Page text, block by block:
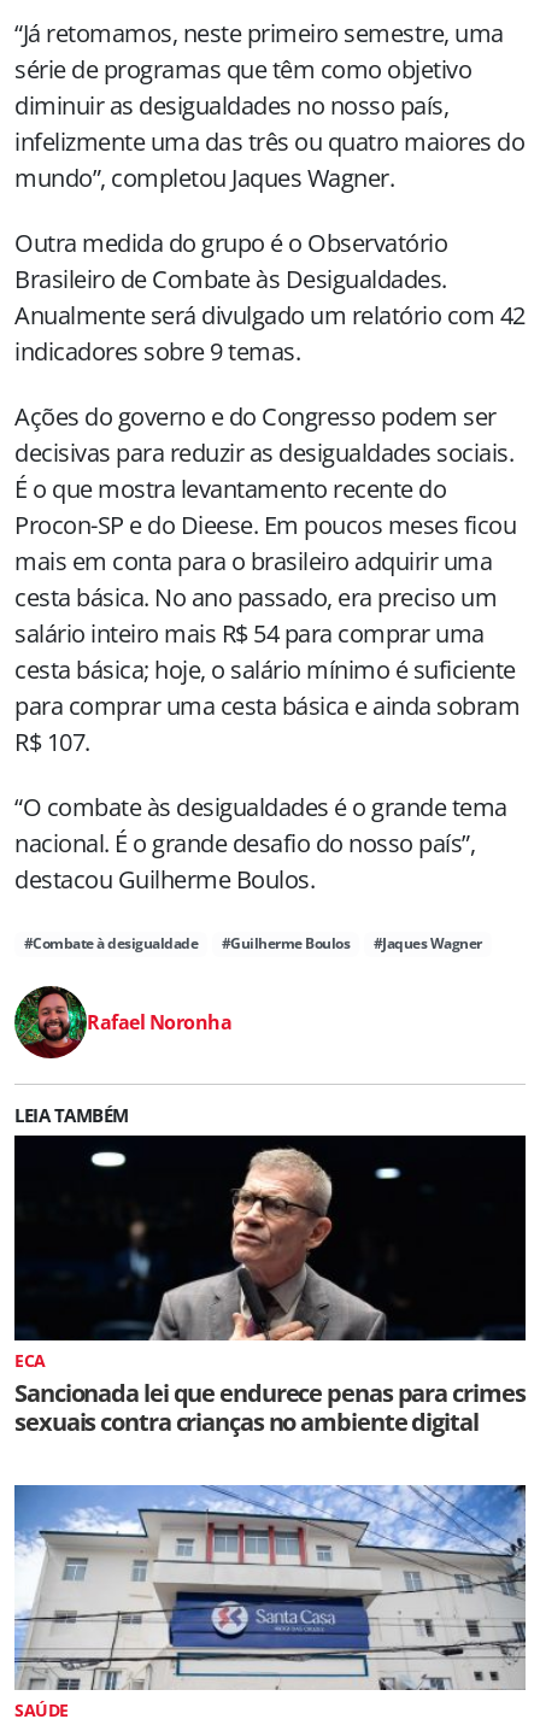
“Já retomamos, neste primeiro semestre, uma
série de programas que têm como objetivo
diminuir as desigualdades no nosso país,
infelizmente uma das três ou quatro maiores do
mundo”, completou Jaques Wagner.
Outra medida do grupo é o Observatório
Brasileiro de Combate às Desigualdades.
Anualmente será divulgado um relatório com 42
indicadores sobre 9 temas.
Ações do governo e do Congresso podem ser
decisivas para reduzir as desigualdades sociais.
É o que mostra levantamento recente do
Procon-SP e do Dieese. Em poucos meses ficou
mais em conta para o brasileiro adquirir uma
cesta básica. No ano passado, era preciso um
salário inteiro mais R$ 54 para comprar uma
cesta básica; hoje, o salário mínimo é suficiente
para comprar uma cesta básica e ainda sobram
R$ 107.
“O combate às desigualdades é o grande tema
nacional. É o grande desafio do nosso país”,
destacou Guilherme Boulos.
#Combate à desigualdade #Guilherme Boulos #Jaques Wagner
Rafael Noronha
LEIA TAMBÉM
ECA
Sancionada lei que endurece penas para crimes
sexuais contra crianças no ambiente digital
SAÚDE